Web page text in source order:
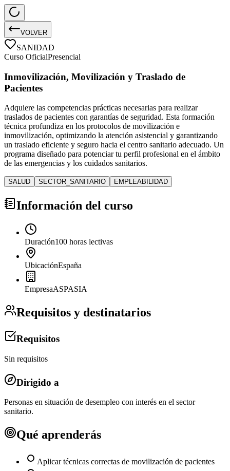
VOLVER
SANIDAD
Curso OficialPresencial
Inmovilización, Movilización y Traslado de
Pacientes
Adquiere las competencias prácticas necesarias para realizar
traslados de pacientes con garantías de seguridad. Esta formación
técnica profundiza en los protocolos de movilización e
inmovilización, optimizando la atención asistencial y garantizando
un traslado eficiente y seguro hacia el centro sanitario adecuado. Un
programa diseñado para potenciar tu perfil profesional en el ámbito
de las emergencias y los cuidados sanitarios.
SALUD SECTOR_SANITARIO EMPLEABILIDAD
Información del curso
Duración100 horas lectivas
UbicaciónEspaña
EmpresaASPASIA
Requisitos y destinatarios
Requisitos
Sin requisitos
Dirigido a
Personas en situación de desempleo con interés en el sector
sanitario.
Qué aprenderás
Aplicar técnicas correctas de movilización de pacientes